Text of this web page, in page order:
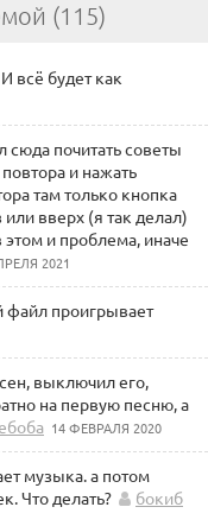
(115)
всё будет как
почитать советы
и нажать
там только кнопка
вверх (я так делал)
и проблема, иначе
2021
файл проигрывает
выключил его,
на первую песню, а
14 ФЕВРАЛЯ 2020
музыка. а потом
Что делать?
бокиб